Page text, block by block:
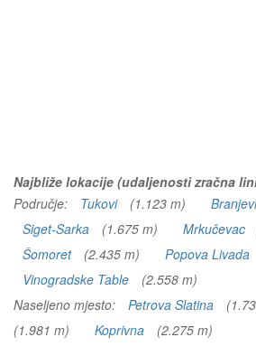
Najbliže lokacije (udaljenosti zračna
Područje:
Tukovi (1.123 m)
Siget-Sarka
(1.675 m) Mrkučevac
Šomoret
(2.435 m) Popova Livada
Vinogradske Table
(2.558 m)
Naseljeno mjesto:
Petrova Slatina
(1.981 m)
Koprivna (2.275 m)